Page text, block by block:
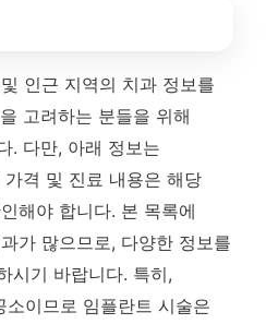
인근 지역의 치과 정보를
고려하는 분들을 위해
. 다만, 아래 정보는
격 및 진료 내용은 해당
해야 합니다. 본 목록에
가 많으므로, 다양한 정보를
시기 바랍니다. 특히,
이므로 임플란트 시술은